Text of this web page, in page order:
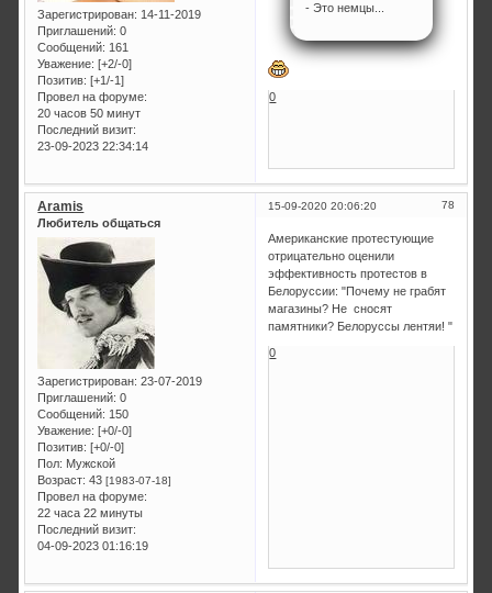
Зарегистрирован: 14-11-2019
Приглашений: 0
Сообщений: 161
Уважение: [+2/-0]
Позитив: [+1/-1]
Провел на форуме:
20 часов 50 минут
Последний визит:
23-09-2023 22:34:14
- Это немцы...
0
78
15-09-2020 20:06:20
Aramis
Любитель общаться
Зарегистрирован: 23-07-2019
Приглашений: 0
Сообщений: 150
Уважение: [+0/-0]
Позитив: [+0/-0]
Пол: Мужской
Возраст: 43[1983-07-18]
Провел на форуме:
22 часа 22 минуты
Последний визит:
04-09-2023 01:16:19
Американские протестующие
отрицательно оценили
эффективность протестов в
Белоруссии: "Почему не грабят
магазины? Не сносят
памятники? Белоруссы лентяи! "
0